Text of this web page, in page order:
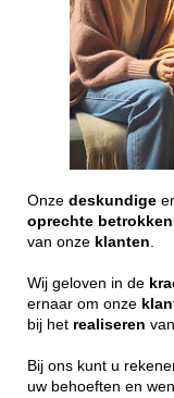
Onze deskundige
oprechte
van onze klanten
Wij geloven in de
ernaar om onze
bij het realiseren
Bij ons kunt u
uw behoeften en